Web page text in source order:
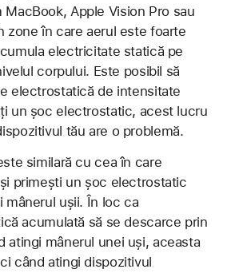
Apple Vision Pro sau
zone în care aerul este foarte
electricitate statică pe
corpului. Este posibil să
electrostatică de intensitate
un șoc electrostatic, acest lucru
tău are o problemă.
similară cu cea în care
primești un șoc electrostatic
mânerul ușii. În loc ca
acumulată să se descarce prin
atingi mânerul unei uși, aceasta
când atingi dispozitivul